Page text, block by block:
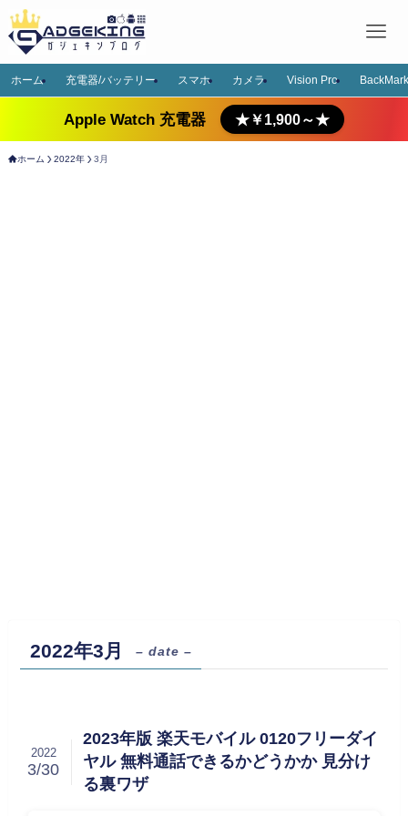
ホーム 充電器/バッテリー スマホ カメラ Vision Pro
Apple Watch 充電器 ★￥1,900～★
ホーム 2022年 3月
2022年3月 – date –
2023年版 楽天モバイル 0120フリーダイ
ヤル 無料通話できるかどうかか 見分け
る裏ワザ
2022
3/30